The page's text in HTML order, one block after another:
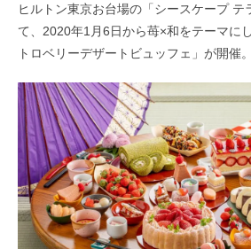
ヒルトン東京お台場の「シースケープ テ
て、2020年1月6日から苺×和をテーマに
トロベリーデザートビュッフェ」が開催。